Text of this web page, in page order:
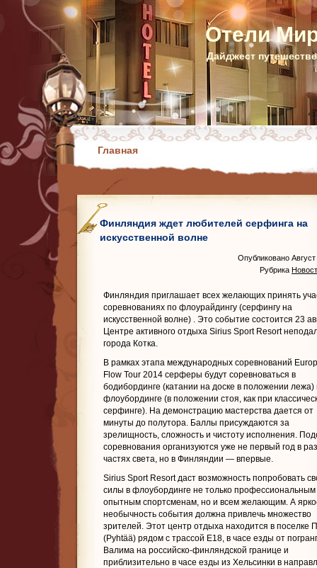
Отели
Дайджест
Главная
Финляндия ждет любителей серфинга на
искусственной волне
Опубликовано
Рубрика
Финляндия приглашает всех желающих принять
соревнованиях по флоурайдингу (серфингу на
искусственной волне) . Это событие состоится 23
Центре активного отдыха Sirius Sport Resort
города Котка.
В рамках этапа международных соревнований
Flow Tour 2014 серферы будут соревноваться в
бодибординге (катании на доске в положении лежа)
флоубординге (в положении стоя, как при
серфинге). На демонстрацию мастерства дается от
минуты до полутора. Баллы присуждаются за
зрелищность, сложность и чистоту исполнения.
соревнования организуются уже не первый год в
частях света, но в Финляндии — впервые.
Sirius Sport Resort даст возможность попробовать
силы в флоубординге не только профессиональным
опытным спортсменам, но и всем желающим. А
необычность события должна привлечь множество
зрителей. Этот центр отдыха находится в поселке
(Pyhtää) рядом с трассой E18, в часе езды от
Валима на российско-финляндской границе и
приблизительно в часе езды из Хельсинки в